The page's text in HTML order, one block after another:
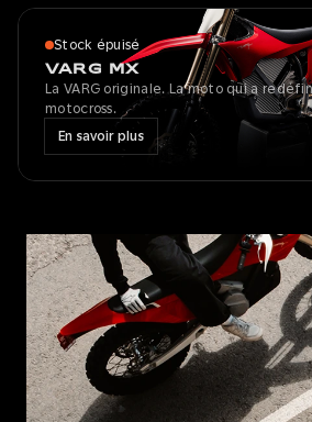
Stock épuisé
VARG MX
La VARG originale. La moto qui a
motocross.
En savoir plus